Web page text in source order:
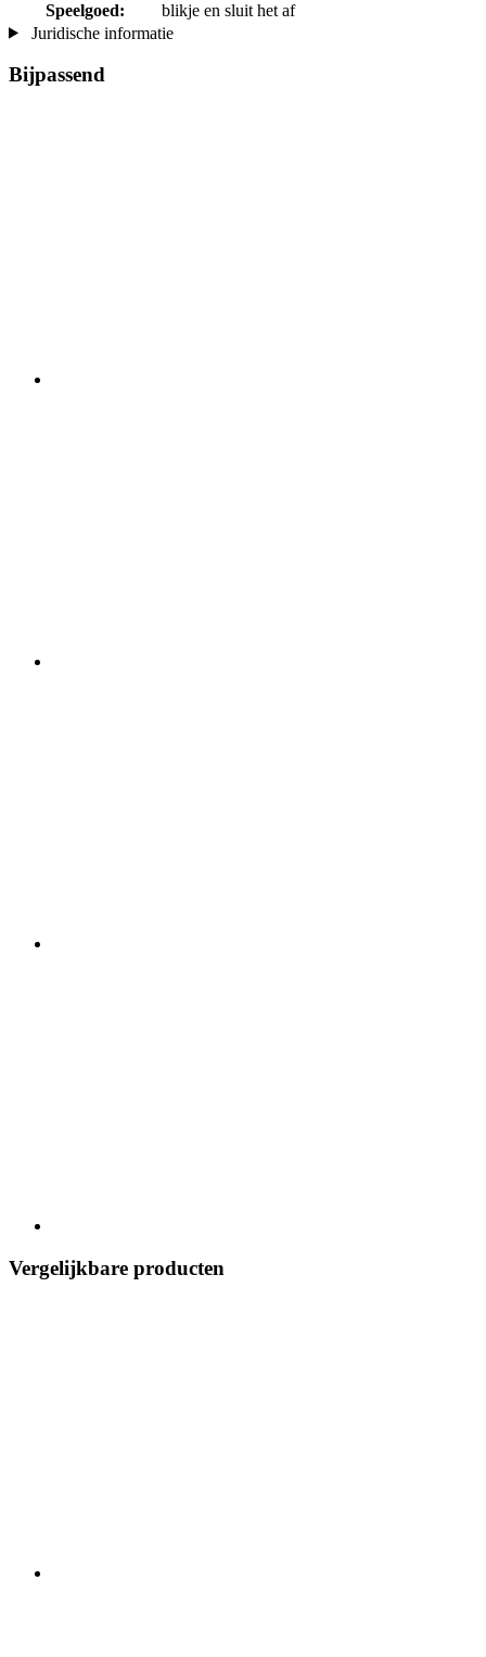
Speelgoed:
blikje en sluit het af
Juridische informatie
Bijpassend
Vergelijkbare producten